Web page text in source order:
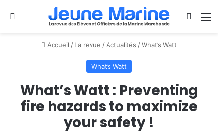
Se connecter
Accueil / La revue / Actualités /What’s Watt
What’s Watt
What’s Watt : Preventing
fire hazards to maximize
your safety !